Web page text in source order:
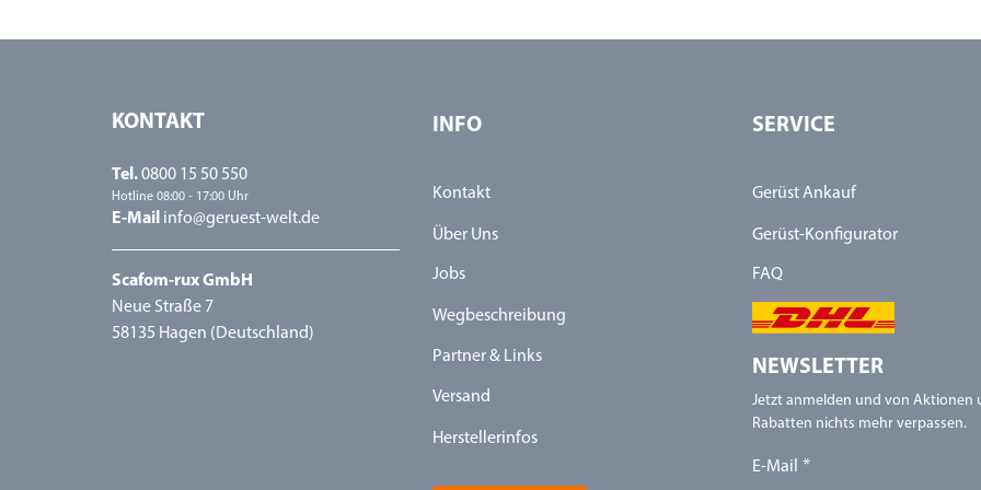
KONTAKT
Tel.0800 15 50 550
Hotline 08:00 - 17:00 Uhr
E-Mail info@geruest-welt.de
Scafom-rux GmbH
Neue Straße 7
58135 Hagen (Deutschland)
INFO
Kontakt
Über Uns
Jobs
Wegbeschreibung
Partner & Links
Versand
Herstellerinfos
SERVICE
Gerüst Ankauf
Gerüst-Konfigurator
FAQ
NEWSLETTER
Jetzt anmelden und von Aktionen
Rabatten nichts mehr verpassen.
E-Mail